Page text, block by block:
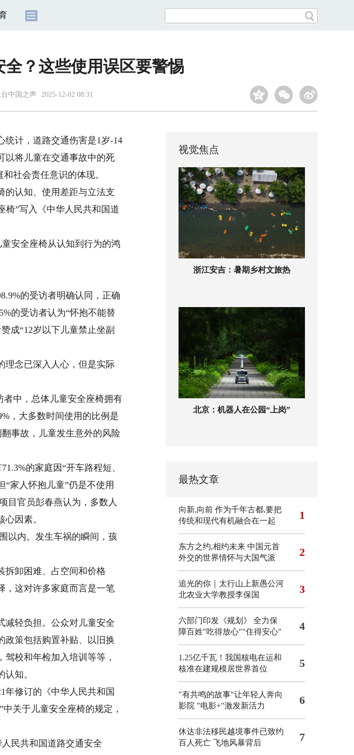
全？这些使用误区要警惕
中国之声 2025-12-02 08:31
计，道路交通伤害是1岁-14
以将儿童在交通事故中的死
社会责任意识的体现。
认知、使用差距与立法支
椅”写入《中华人民共和国道
安全座椅从认知到行为的鸿
的受访者明确认同，正确
的受访者认为“怀抱不能替
成“12岁以下儿童禁止坐副
念已深入人心，但是实际
中，总体儿童安全座椅拥有
，大多数时间使用的比例是
事故，儿童发生意外的风险
的家庭因“开车路程短、
“家人怀抱儿童”仍是不使用
目官员彭春燕认为，多数人
因素。
以内。发生车祸的瞬间，孩
卸困难、占空间和价格
，这对许多家庭而言是一笔
轻负担。公众对儿童安全
政策包括购置补贴、以旧换
校和年检加入培训等等，
知。
修订的《中华人民共和国
关于儿童安全座椅的规定，
民共和国道路交通安全
视觉焦点
浙江安吉：暑期乡村文旅热
北京：机器人在公园“上岗”
最热文章
向新,向前 作为千年古都,要把
传统和现代有机融合在一起
1
东方之约,相约未来 中国元首
外交的世界情怀与大国气派
2
追光的你｜太行山上新愚公河
北农业大学教授李保国
3
六部门印发《规划》 全力保
障百姓"吃得放心""住得安心"
4
1.25亿千瓦！我国核电在运和
核准在建规模居世界首位
5
"有共鸣的故事"让年轻人奔向
影院 "电影+"激发新活力 6
休达非法移民越境事件已致约
百人死亡 飞地风暴背后 7